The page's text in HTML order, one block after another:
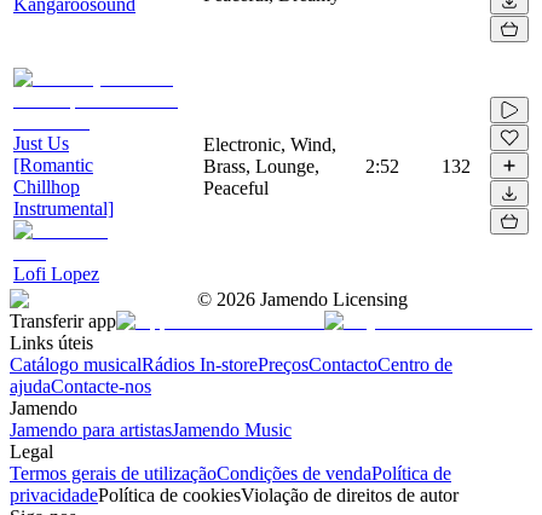
Just Us
[Romantic
Chillhop
Instrumental]
Lofi Lopez
Electronic, Wind,
Brass, Lounge,
Peaceful
2:52 132
© 2026 Jamendo Licensing
Transferir app
Links úteis
Catálogo musicalRádios In-storePreçosContactoCentro de
ajudaContacte-nos
Jamendo
Jamendo para artistasJamendo Music
Legal
Termos gerais de utilizaçãoCondições de vendaPolítica de
privacidadePolítica de cookiesViolação de direitos de autor